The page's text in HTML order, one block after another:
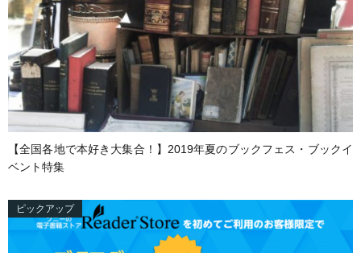
【全国各地で本好き大集合！】2019年夏のブックフェス・ブックイ
ベント特集
ピックアップ